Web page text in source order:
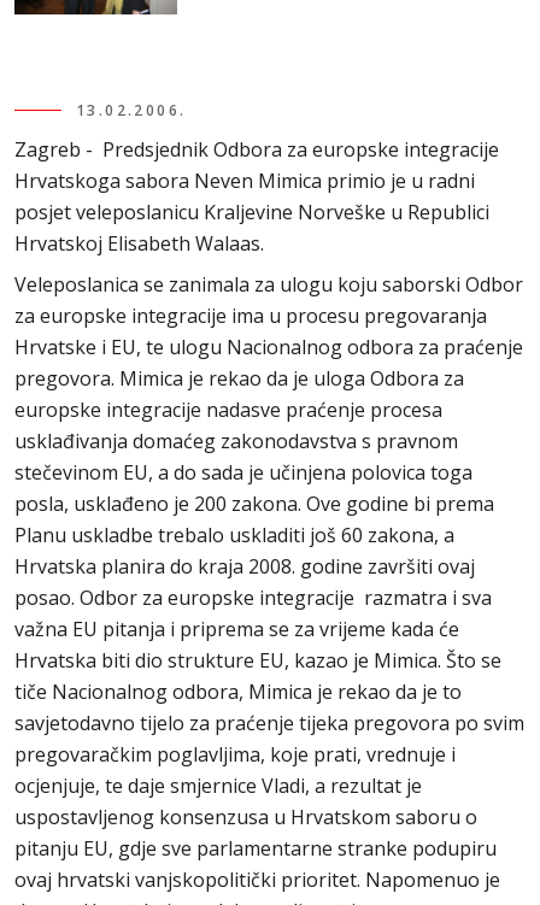
13.02.2006.
Zagreb - Predsjednik Odbora za europske integracije
Hrvatskoga sabora Neven Mimica primio je u radni
posjet veleposlanicu Kraljevine Norveške u Republici
Hrvatskoj Elisabeth Walaas.
Veleposlanica se zanimala za ulogu koju saborski Odbor
za europske integracije ima u procesu pregovaranja
Hrvatske i EU, te ulogu Nacionalnog odbora za praćenje
pregovora. Mimica je rekao da je uloga Odbora za
europske integracije nadasve praćenje procesa
usklađivanja domaćeg zakonodavstva s pravnom
stečevinom EU, a do sada je učinjena polovica toga
posla, usklađeno je 200 zakona. Ove godine bi prema
Planu uskladbe trebalo uskladiti još 60 zakona, a
Hrvatska planira do kraja 2008. godine završiti ovaj
posao. Odbor za europske integracije razmatra i sva
važna EU pitanja i priprema se za vrijeme kada će
Hrvatska biti dio strukture EU, kazao je Mimica. Što se
tiče Nacionalnog odbora, Mimica je rekao da je to
savjetodavno tijelo za praćenje tijeka pregovora po svim
pregovaračkim poglavljima, koje prati, vrednuje i
ocjenjuje, te daje smjernice Vladi, a rezultat je
uspostavljenog konsenzusa u Hrvatskom saboru o
pitanju EU, gdje sve parlamentarne stranke podupiru
ovaj hrvatski vanjskopolitički prioritet. Napomenuo je